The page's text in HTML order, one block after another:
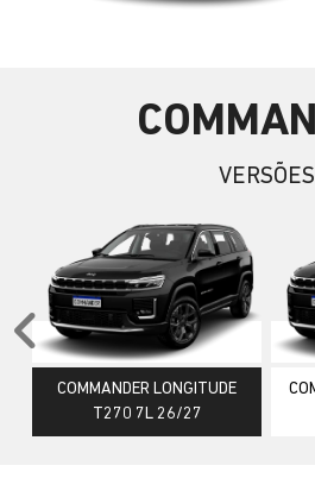
VERSÕES
COMMANDER LONGITUDE
T270 7L 26/27
Anterior